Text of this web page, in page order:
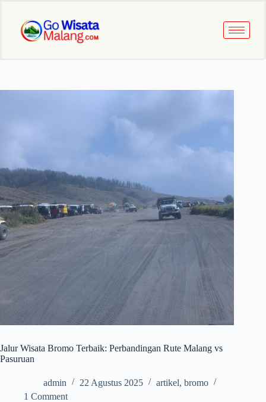
Jalur Wisata Bromo Terbaik: Perbandingan Rute Malang vs
Pasuruan
admin 22 Agustus 2025 artikel, bromo
1 Comment